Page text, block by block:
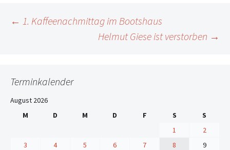
Beitrags-
← 1. Kaffeenachmittag im Bootshaus
Helmut Giese ist verstorben →
Terminkalender
August 2026
M
D M D F S
S
1
2
3
4 5 6 7 8
9